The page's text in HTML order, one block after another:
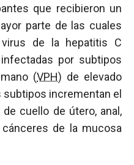
que recibieron un
parte de las cuales
de la hepatitis C
por subtipos
(VPH) de elevado
incrementan el
cuello de útero, anal,
de la mucosa